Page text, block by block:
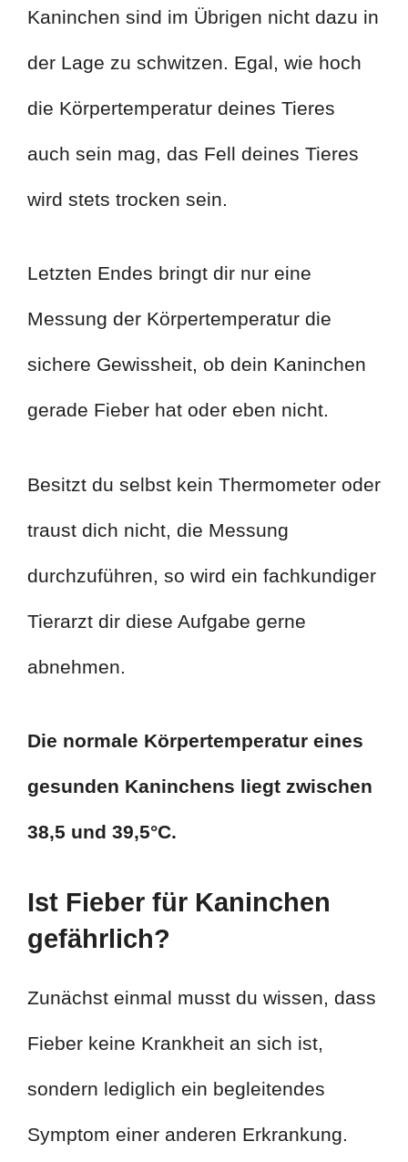
Kaninchen sind im Übrigen nicht dazu in
der Lage zu schwitzen. Egal, wie hoch
die Körpertemperatur deines Tieres
auch sein mag, das Fell deines Tieres
wird stets trocken sein.
Letzten Endes bringt dir nur eine
Messung der Körpertemperatur die
sichere Gewissheit, ob dein Kaninchen
gerade Fieber hat oder eben nicht.
Besitzt du selbst kein Thermometer oder
traust dich nicht, die Messung
durchzuführen, so wird ein fachkundiger
Tierarzt dir diese Aufgabe gerne
abnehmen.
Die normale Körpertemperatur eines
gesunden Kaninchens liegt zwischen
38,5 und 39,5°C.
Ist Fieber für Kaninchen
gefährlich?
Zunächst einmal musst du wissen, dass
Fieber keine Krankheit an sich ist,
sondern lediglich ein begleitendes
Symptom einer anderen Erkrankung.